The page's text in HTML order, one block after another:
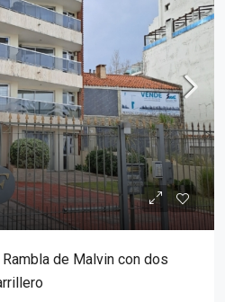
de Malvin con dos